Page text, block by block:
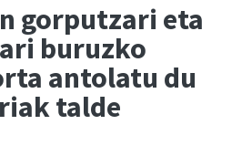
gorputzari eta
buruzko
antolatu du
talde